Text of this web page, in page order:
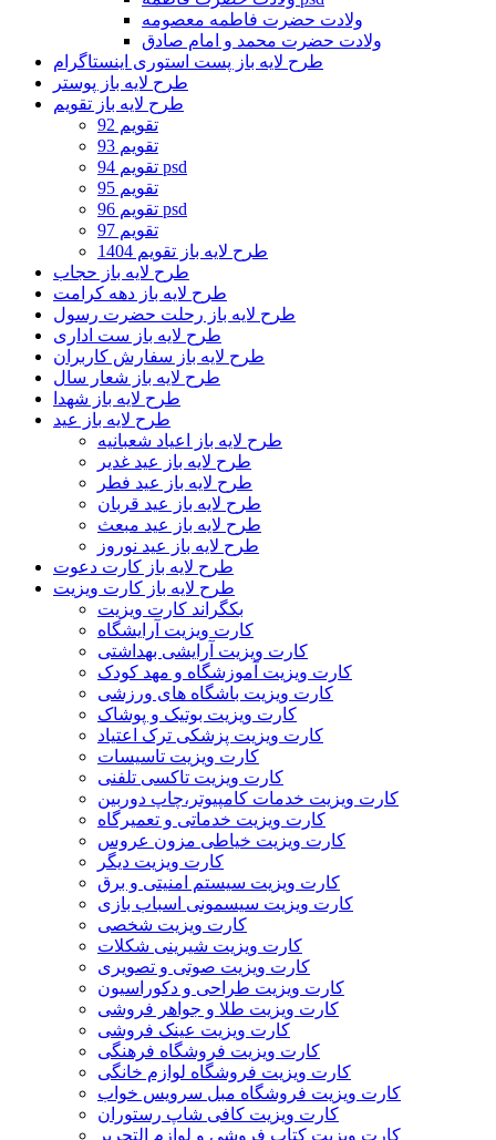
ولادت حضرت فاطمه معصومه
ولادت حضرت محمد و امام صادق
طرح لایه باز پست استوری اینستاگرام
طرح لایه باز پوستر
طرح لایه باز تقویم
تقویم 92
تقویم 93
تقویم 94 psd
تقویم 95
تقویم 96 psd
تقویم 97
طرح لایه باز تقویم 1404
طرح لایه باز حجاب
طرح لایه باز دهه کرامت
طرح لایه باز رحلت حضرت رسول
طرح لایه باز ست اداری
طرح لایه باز سفارش کاربران
طرح لایه باز شعار سال
طرح لایه باز شهدا
طرح لایه باز عید
طرح لایه باز اعیاد شعبانیه
طرح لایه باز عید غدیر
طرح لایه باز عید فطر
طرح لایه باز عید قربان
طرح لایه باز عید مبعث
طرح لایه باز عید نوروز
طرح لایه باز کارت دعوت
طرح لایه باز کارت ویزیت
بکگراند کارت ویزیت
کارت ویزیت آرایشگاه
کارت ویزیت آرایشی بهداشتی
کارت ویزیت آموزشگاه و مهد کودک
کارت ویزیت باشگاه های ورزشی
کارت ویزیت بوتیک و پوشاک
کارت ویزیت پزشکی ترک اعتیاد
کارت ویزیت تاسیسات
کارت ویزیت تاکسی تلفنی
کارت ویزیت خدمات کامپیوتر،چاپ دوربین
کارت ویزیت خدماتی و تعمیرگاه
کارت ویزیت خیاطی مزون عروس
کارت ویزیت دیگر
کارت ویزیت سیستم امنیتی و برق
کارت ویزیت سیسمونی اسباب بازی
کارت ویزیت شخصی
کارت ویزیت شیرینی شکلات
کارت ویزیت صوتی و تصویری
کارت ویزیت طراحی و دکوراسیون
کارت ویزیت طلا و جواهر فروشی
کارت ویزیت عینک فروشی
کارت ویزیت فروشگاه فرهنگی
کارت ویزیت فروشگاه لوازم خانگی
کارت ویزیت فروشگاه مبل سرویس خواب
کارت ویزیت کافی شاپ رستوران
کارت ویزیت کتاب فروشی و لوازم التحریر